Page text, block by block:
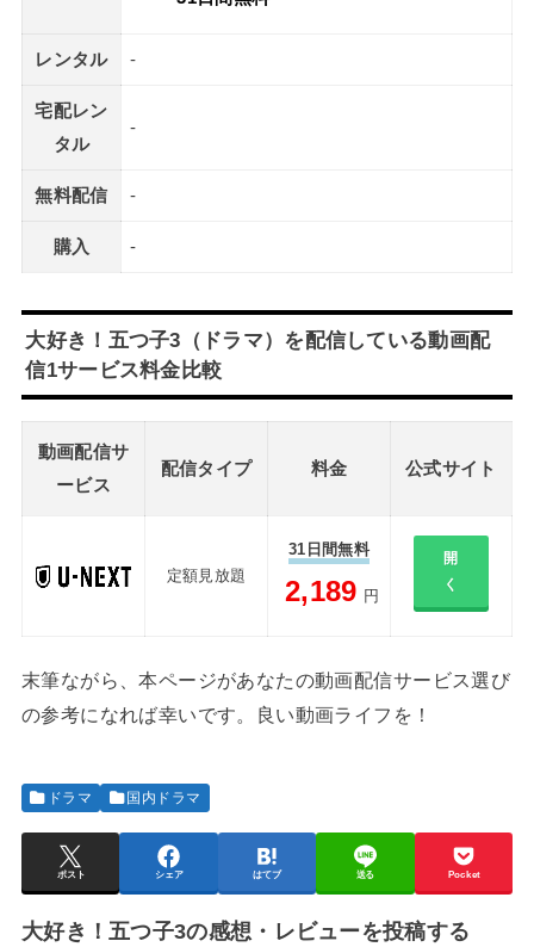
レンタル -
宅配レン
タル
-
無料配信 -
購入 -
大好き！五つ子3（ドラマ）を配信している動画配
信1サービス料金比較
動画配信サ
ービス
配信タイプ 料金 公式サイト
定額見放題
31日間無料
2,189 円
開
く
末筆ながら、本ページがあなたの動画配信サービス選び
の参考になれば幸いです。良い動画ライフを！
ドラマ 国内ドラマ
ポスト シェア はてブ 送る Pocket
大好き！五つ子3の感想・レビューを投稿する